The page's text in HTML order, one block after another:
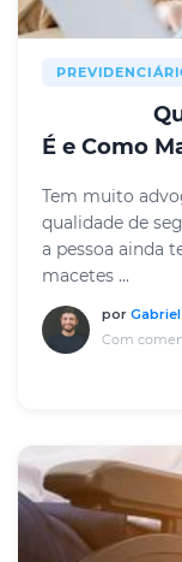
É e Como
Tem muito
qualidade de
a pessoa ainda
macetes ...
por
Com